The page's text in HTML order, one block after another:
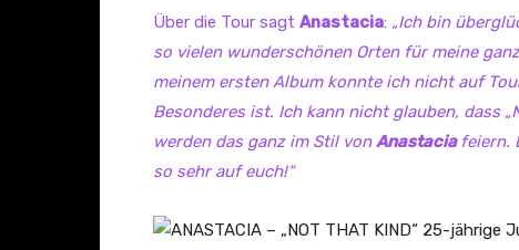
Über die Tour sagt Anastacia: „Ich bin
so vielen wunderschönen Orten für meine
meinem ersten Album konnte ich nicht auf
Besonderes ist. Ich kann nicht glauben, dass
werden das ganz im Stil vonAnastacia feiern.
so sehr auf euch!“